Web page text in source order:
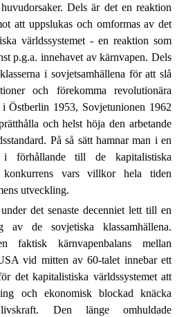
Dels är det en reaktion
att uppslukas och omformas av det
världssystemet - en reaktion som
p.g.a. innehavet av kärnvapen. Dels
i sovjetsamhällena för att slå
och förekomma revolutionära
i Östberlin 1953, Sovjetunionen 1962
och helst höja den arbetande
På så sätt hamnar man i en
i förhållande till de kapitalistiska
konkurrens vars villkor hela tiden
utveckling.
det senaste decenniet lett till en
av de sovjetiska klassamhällena.
faktisk kärnvapenbalans mellan
vid mitten av 60-talet innebar ett
det kapitalistiska världssystemet att
och ekonomisk blockad knäcka
livskraft. Den länge omhuldade